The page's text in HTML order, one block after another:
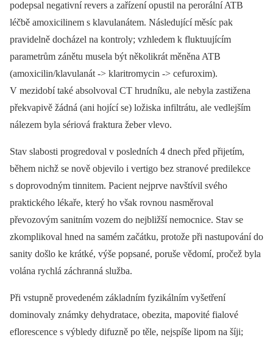
podepsal negativní revers a zařízení opustil na per­orální ATB
léčbě amoxicilinem s klavulanátem. Následující měsíc pak
pravidelně docházel na kontroly; vzhledem k fluktuujícím
parametrům zánětu musela být několikrát měněna ATB
(amoxicilin/klavulanát -> klaritromycin -> cefuroxim).
V mezidobí také absolvoval CT hrudníku, ale nebyla zastižena
překvapivě žádná (ani hojící se) ložiska infiltrátu, ale vedlejším
nálezem byla sériová fraktura žeber vlevo.
Stav slabosti progredoval v posledních 4 dnech před přijetím,
během nichž se nově objevilo i vertigo bez stranové predilekce
s doprovodným tinnitem. Pacient nejprve navštívil svého
praktického lékaře, který ho však rovnou nasměroval
převozovým sanitním vozem do nejbližší nemocnice. Stav se
zkomplikoval hned na samém začátku, protože při nastupování do
sanity došlo ke krátké, výše popsané, poruše vědomí, pročež byla
volána rychlá záchranná služba.
Při vstupně provedeném základním fyzikálním vyšetření
dominovaly známky dehydratace, obezita, mapovité fialové
eflorescence s výbledy difuzně po těle, nejspíše lipom na šíji;